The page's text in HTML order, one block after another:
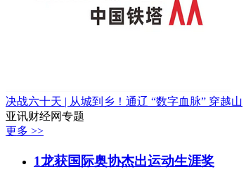
决战六十天 | 从城到乡！通辽 “数字血脉” 穿越山
亚讯财经网专题
更多 >>
1龙获国际奥协杰出运动生涯奖